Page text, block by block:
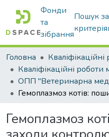
Фонди
та
зібрання
Пошук за
Головна
Кваліфікаційні
Гемоплазмоз